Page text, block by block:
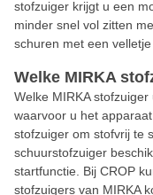
stofzuiger krijgt u een
minder snel vol zitten
schuren met een
Welke MIRKA
Welke MIRKA
waarvoor u het
stofzuiger om stofvrij te
schuurstofzuiger
startfunctie. Bij CROP
stofzuigers van MIRKA